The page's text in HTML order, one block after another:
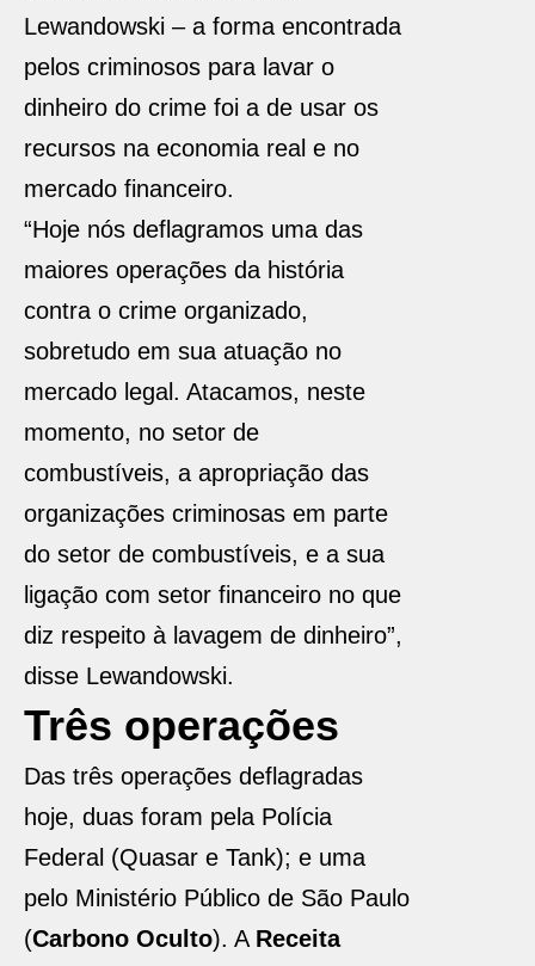
Lewandowski – a forma encontrada
pelos criminosos para lavar o
dinheiro do crime foi a de usar os
recursos na economia real e no
mercado financeiro.
“Hoje nós deflagramos uma das
maiores operações da história
contra o crime organizado,
sobretudo em sua atuação no
mercado legal. Atacamos, neste
momento, no setor de
combustíveis, a apropriação das
organizações criminosas em parte
do setor de combustíveis, e a sua
ligação com setor financeiro no que
diz respeito à lavagem de dinheiro”,
disse Lewandowski.
Três operações
Das três operações deflagradas
hoje, duas foram pela Polícia
Federal (Quasar e Tank); e uma
pelo Ministério Público de São Paulo
(Carbono Oculto). A Receita